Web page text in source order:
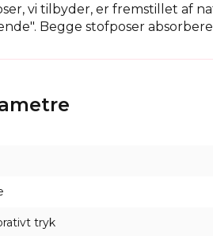
vi tilbyder, er fremstillet af
Begge stofposer
passer godt sammen med
sortiment af
tryk